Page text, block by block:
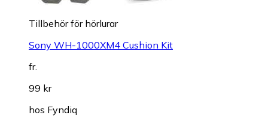
Tillbehör för hörlurar
Sony WH-1000XM4 Cushion Kit
fr.
99 kr
hos Fyndiq